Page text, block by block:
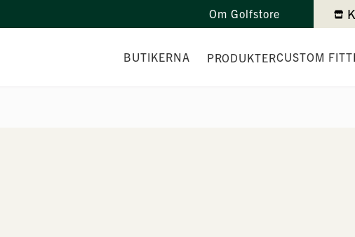
Om Golfstore
BUTIKERNA PRODUKTERCUSTOM